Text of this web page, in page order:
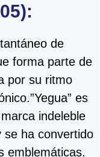
de
forma parte de
por su ritmo
es
indeleble
se ha convertido
emblemáticas.